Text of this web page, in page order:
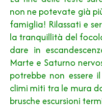
non ne potevate già
famiglia! Rilassati e
la tranquillità del
dare in
Marte e Saturno
potrebbe non essere
climi miti tra le mura
brusche escursioni